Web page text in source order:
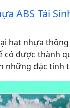
ABS Tái
hạt nhựa
có được thành
những đặc tính